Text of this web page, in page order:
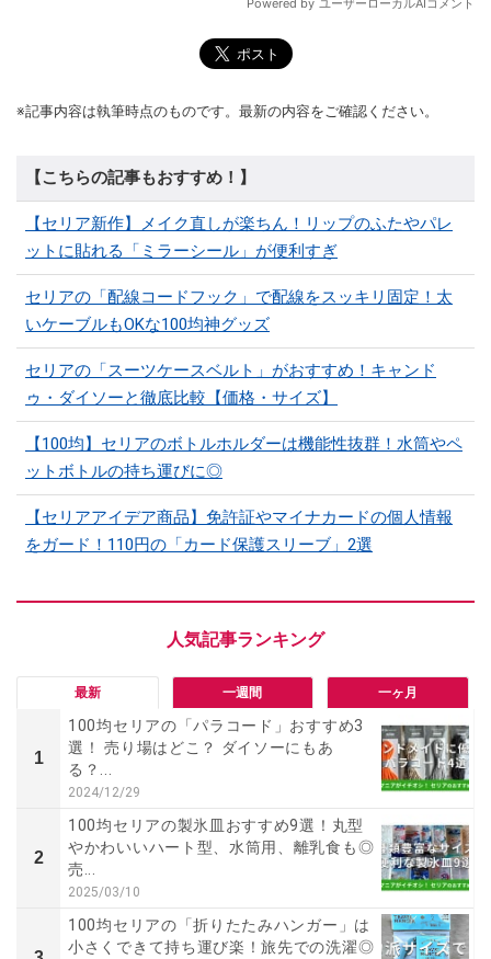
※記事内容は執筆時点のものです。最新の内容をご確認ください。
【こちらの記事もおすすめ！】
【セリア新作】メイク直しが楽ちん！リップのふたやパレ
ットに貼れる「ミラーシール」が便利すぎ
セリアの「配線コードフック」で配線をスッキリ固定！太
いケーブルもOKな100均神グッズ
セリアの「スーツケースベルト」がおすすめ！キャンド
ゥ・ダイソーと徹底比較【価格・サイズ】
【100均】セリアのボトルホルダーは機能性抜群！水筒やペ
ットボトルの持ち運びに◎
【セリアアイデア商品】免許証やマイナカードの個人情報
をガード！110円の「カード保護スリーブ」2選
最新 一週間 一ヶ月
1
100均セリアの「パラコード」おすすめ3
選！ 売り場はどこ？ ダイソーにもあ
る？...
2024/12/29
2
100均セリアの製氷皿おすすめ9選！丸型
やかわいいハート型、水筒用、離乳食も◎
売...
2025/03/10
100均セリアの「折りたたみハンガー」は
小さくできて持ち運び楽！旅先での洗濯◎